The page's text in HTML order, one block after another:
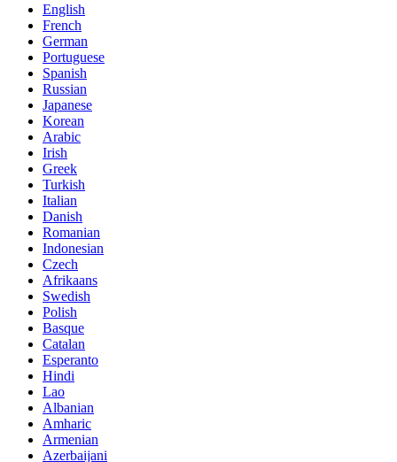
English
French
German
Portuguese
Spanish
Russian
Japanese
Korean
Arabic
Irish
Greek
Turkish
Italian
Danish
Romanian
Indonesian
Czech
Afrikaans
Swedish
Polish
Basque
Catalan
Esperanto
Hindi
Lao
Albanian
Amharic
Armenian
Azerbaijani